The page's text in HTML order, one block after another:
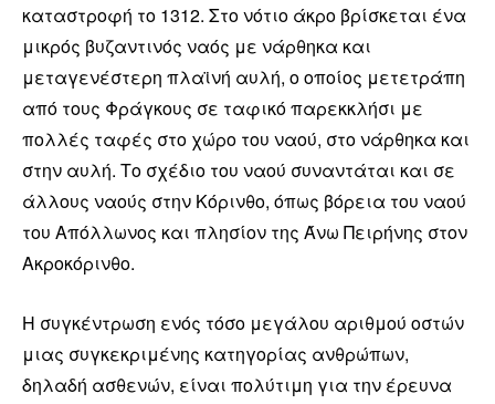
καταστροφή το 1312. Στο νότιο άκρο βρίσκεται ένα
μικρός βυζαντινός ναός με νάρθηκα και
μεταγενέστερη πλαϊνή αυλή, ο οποίος μετετράπη
από τους Φράγκους σε ταφικό παρεκκλήσι με
πολλές ταφές στο χώρο του ναού, στο νάρθηκα και
στην αυλή. Το σχέδιο του ναού συναντάται και σε
άλλους ναούς στην Κόρινθο, όπως βόρεια του ναού
του Απόλλωνος και πλησίον της Άνω Πειρήνης στον
Ακροκόρινθο.
Η συγκέντρωση ενός τόσο μεγάλου αριθμού οστών
μιας συγκεκριμένης κατηγορίας ανθρώπων,
δηλαδή ασθενών, είναι πολύτιμη για την έρευνα